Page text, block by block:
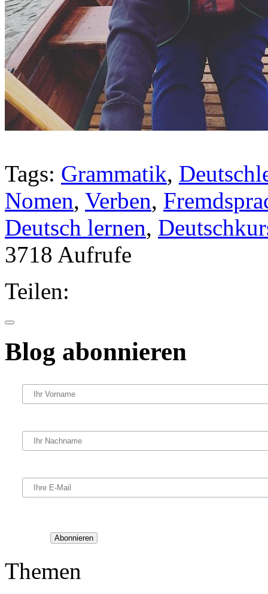
Tags: Grammatik,
Nomen, Verben,
Deutsch lernen,
3718 Aufrufe
Teilen:
Blog abonnieren
Themen